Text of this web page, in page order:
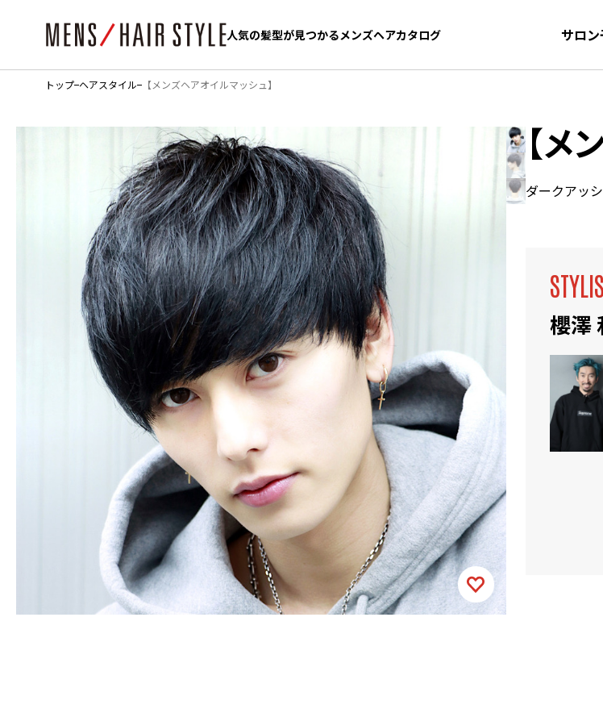
人気の髪型が見つかるメンズヘアカタログ サロン
人気の髪型が見つかるメンズヘアカタログ
トップ ヘアスタイル 【メンズヘアオイルマッシュ】
【メ
ダークアッ
櫻澤